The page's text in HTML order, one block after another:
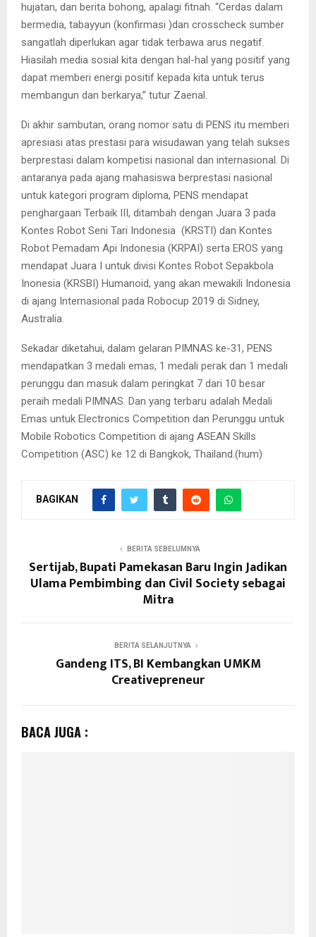
hujatan, dan berita bohong, apalagi fitnah. “Cerdas dalam
bermedia, tabayyun (konfirmasi )dan crosscheck sumber
sangatlah diperlukan agar tidak terbawa arus negatif.
Hiasilah media sosial kita dengan hal-hal yang positif yang
dapat memberi energi positif kepada kita untuk terus
membangun dan berkarya,” tutur Zaenal.
Di akhir sambutan, orang nomor satu di PENS itu memberi
apresiasi atas prestasi para wisudawan yang telah sukses
berprestasi dalam kompetisi nasional dan internasional. Di
antaranya pada ajang mahasiswa berprestasi nasional
untuk kategori program diploma, PENS mendapat
penghargaan Terbaik III, ditambah dengan Juara 3 pada
Kontes Robot Seni Tari Indonesia (KRSTI) dan Kontes
Robot Pemadam Api Indonesia (KRPAI) serta EROS yang
mendapat Juara I untuk divisi Kontes Robot Sepakbola
Inonesia (KRSBI) Humanoid, yang akan mewakili Indonesia
di ajang Internasional pada Robocup 2019 di Sidney,
Australia.
Sekadar diketahui, dalam gelaran PIMNAS ke-31, PENS
mendapatkan 3 medali emas, 1 medali perak dan 1 medali
perunggu dan masuk dalam peringkat 7 dari 10 besar
peraih medali PIMNAS. Dan yang terbaru adalah Medali
Emas untuk Electronics Competition dan Perunggu untuk
Mobile Robotics Competition di ajang ASEAN Skills
Competition (ASC) ke 12 di Bangkok, Thailand.(hum)
BAGIKAN
BERITA SEBELUMNYA
Sertijab, Bupati Pamekasan Baru Ingin Jadikan
Ulama Pembimbing dan Civil Society sebagai
Mitra
BERITA SELANJUTNYA
Gandeng ITS, BI Kembangkan UMKM
Creativepreneur
BACA JUGA :